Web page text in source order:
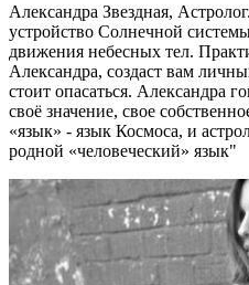
Александра Звездная,
устройство Солнечной
движения небесных тел.
Александра, создаст вам
стоит опасаться. Александра
своё значение, свое
«язык» - язык Космоса, и
родной «человеческий» язык"